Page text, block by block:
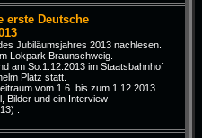
erste Deutsche
Jubiläumsjahres 2013 nachlesen.
Lokpark Braunschweig.
am So.1.12.2013 im Staatsbahnhof
Platz statt.
vom 1.6. bis zum 1.12.2013
Bilder und ein Interview
.